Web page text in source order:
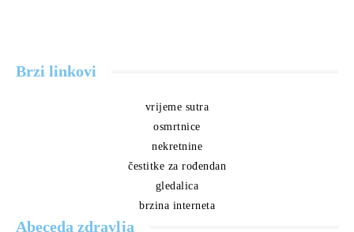
Brzi linkovi
vrijeme sutra
osmrtnice
nekretnine
čestitke za rođendan
gledalica
brzina interneta
Abeceda zdravlja